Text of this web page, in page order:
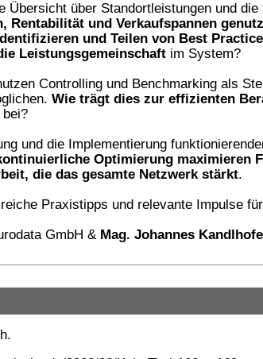
Übersicht über Standortleistungen und
Rentabilität und Verkaufspannen
und Teilen von Best
Leistungsgemeinschaft im System?
Controlling und Benchmarking als
Wie trägt dies zur effizienten
bei?
und die Implementierung
Optimierung maximieren
die das gesamte Netzwerk stärkt.
Praxistipps und relevante Impulse
GmbH & Mag. Johannes